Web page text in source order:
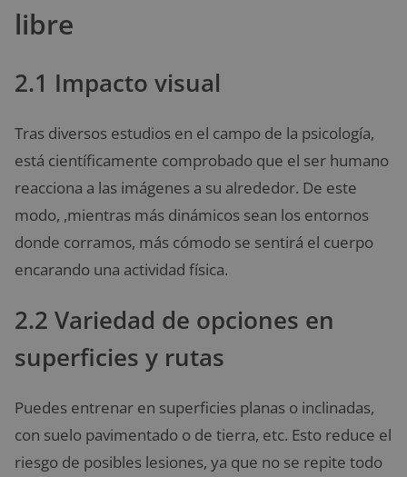
libre
2.1 Impacto visual
Tras diversos estudios en el campo de la psicología,
está científicamente comprobado que el ser humano
reacciona a las imágenes a su alrededor. De este
modo, ,mientras más dinámicos sean los entornos
donde corramos, más cómodo se sentirá el cuerpo
encarando una actividad física.
2.2 Variedad de opciones en
superficies y rutas
Puedes entrenar en superficies planas o inclinadas,
con suelo pavimentado o de tierra, etc. Esto reduce el
riesgo de posibles lesiones, ya que no se repite todo